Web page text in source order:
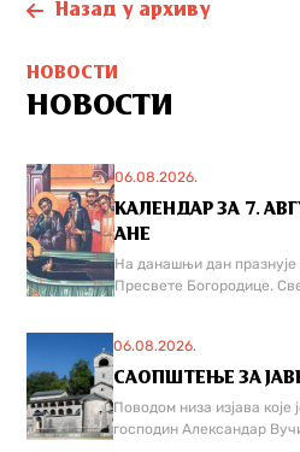
Назад у архиву
НОВОСТИ
НОВОСТИ
06.08.2026.
КАЛЕНДАР ЗА 7.
АНЕ
На данашњи дан празнује
Пресвете Богородице.
06.08.2026.
САОПШТЕЊЕ ЗА
Поводом низа изјава које
господин Александар